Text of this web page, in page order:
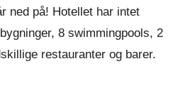
ned på! Hotellet har intet
8 swimmingpools, 2
restauranter og barer.